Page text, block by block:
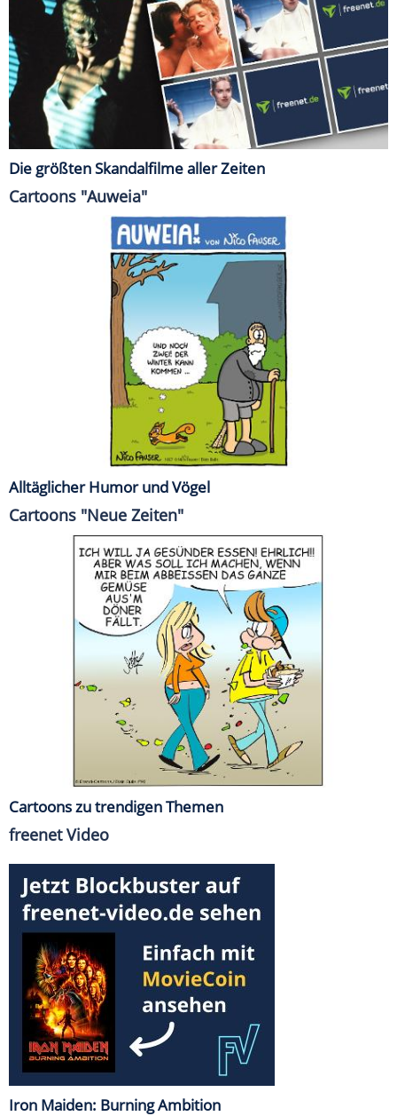
Die größten Skandalfilme aller Zeiten
Cartoons "Auweia"
Alltäglicher Humor und Vögel
Cartoons "Neue Zeiten"
Cartoons zu trendigen Themen
freenet Video
Iron Maiden: Burning Ambition